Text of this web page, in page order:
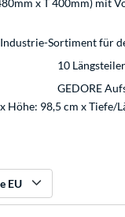
x T 400mm) mit
Sortiment für
10
GEDORE
Höhe: 98,5 cm x Tiefe/
EU